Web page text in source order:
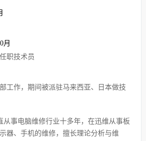
月
职技术员
工作，期间被派驻马来西亚、日本做技
事电脑维修行业十多年，在迅维从事板
器、手机的维修，擅长理论分析与维